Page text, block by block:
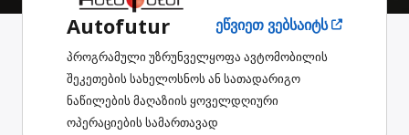
Autofutur ეწვიეთ ვებსაიტს
პროგრამული უზრუნველყოფა ავტომობილის
შეკეთების სახელოსნოს ან სათადარიგო
ნაწილების მაღაზიის ყოველდღიური
ოპერაციების სამართავად